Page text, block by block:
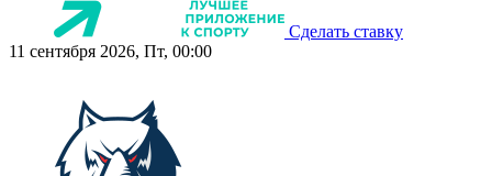
Сделать ставку
11 сентября 2026, Пт, 00:00